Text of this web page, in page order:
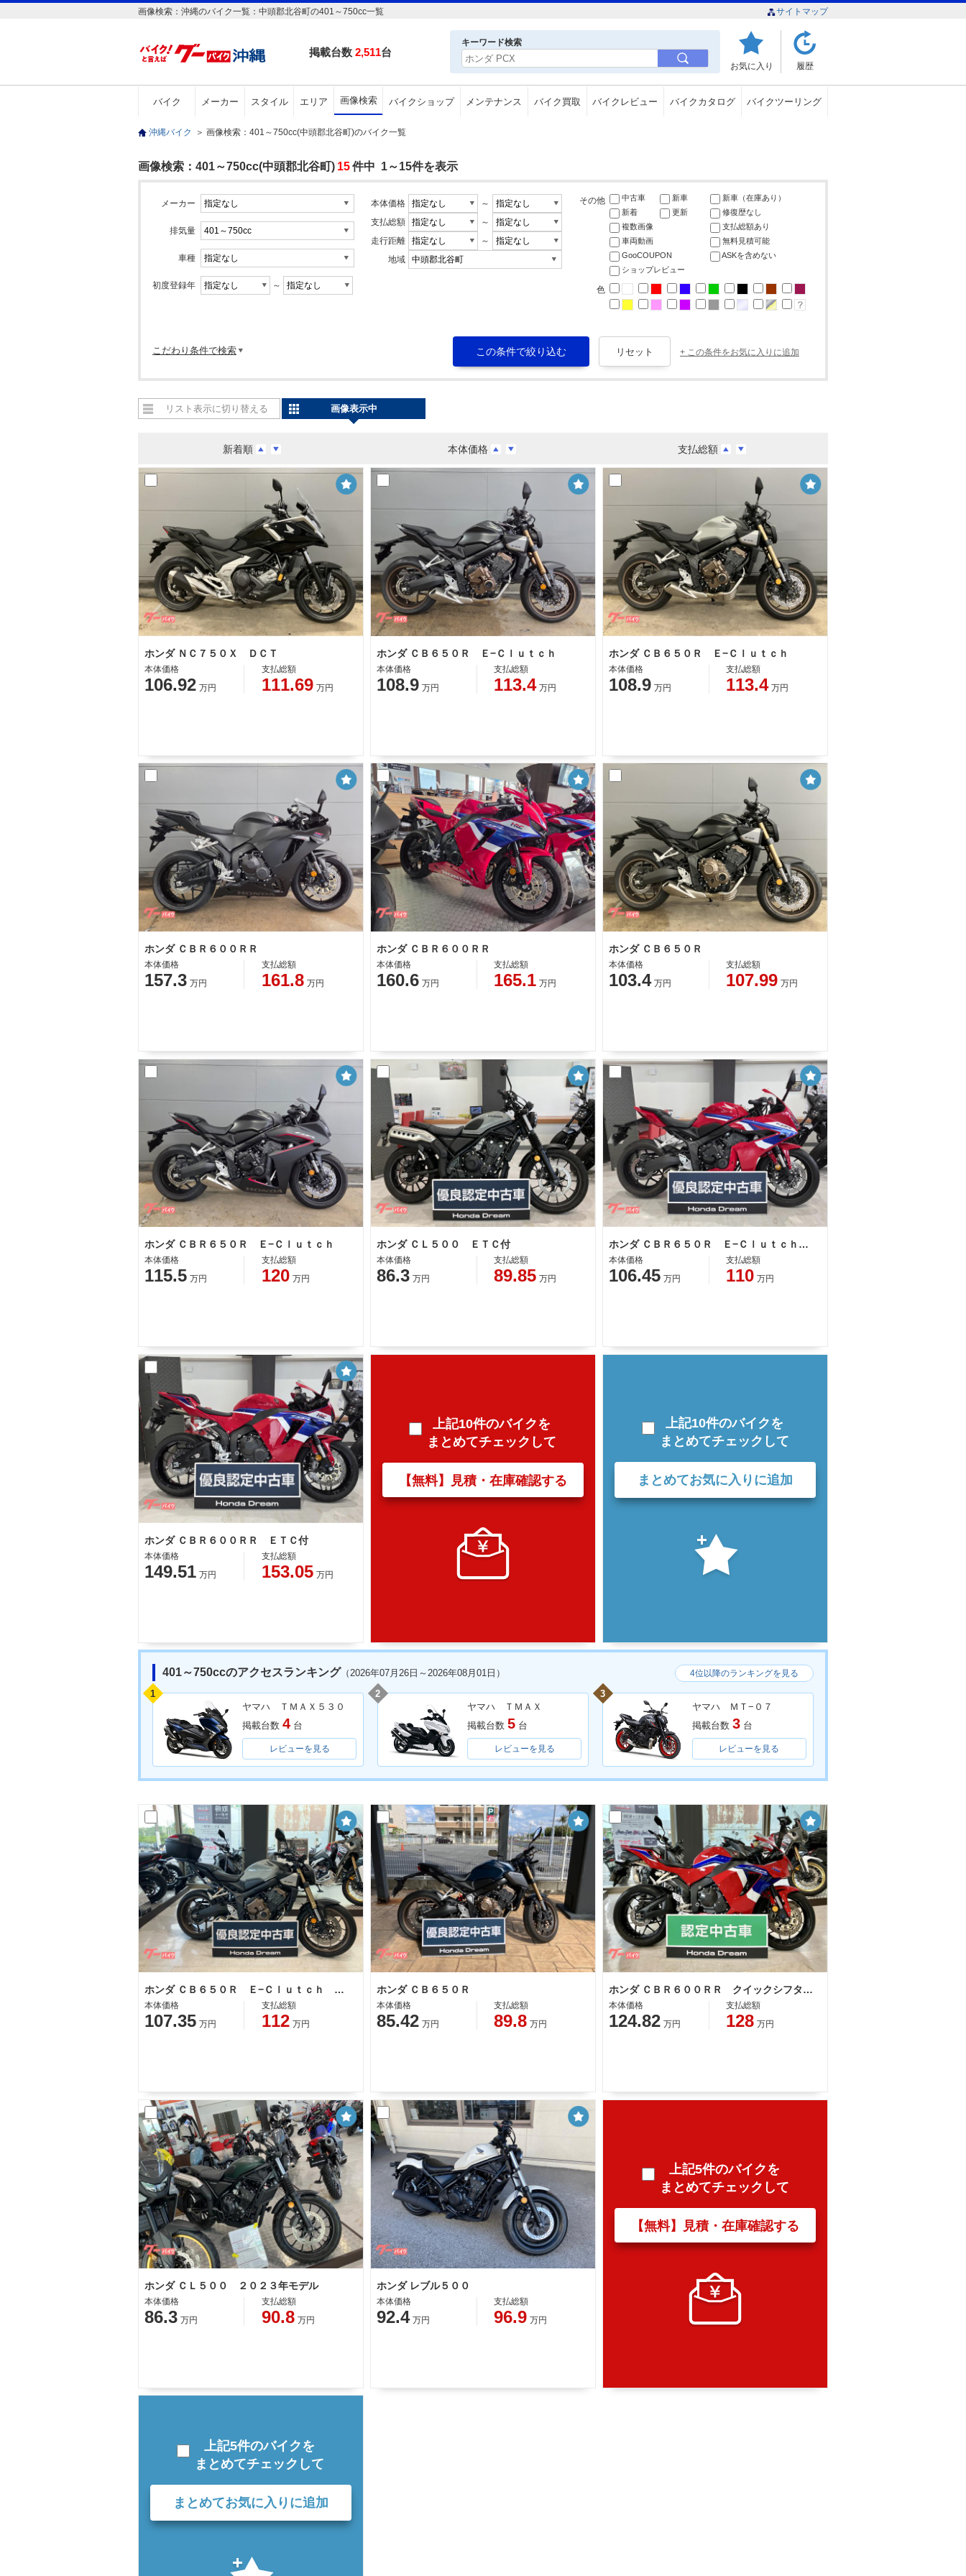
画像検索：沖縄のバイク一覧：中頭郡北谷町の401～750cc一覧 サイトマップ
掲載台数 2,511台
キーワード検索
お気に入り 履歴
バイク メーカー スタイル エリア 画像検索 バイクショップ メンテナンス バイク買取 バイクレビュー バイクカタログ バイクツーリング
沖縄バイク ＞ 画像検索：401～750cc(中頭郡北谷町)のバイク一覧
画像検索：401～750cc(中頭郡北谷町) 15件中 1～15件を表示
メーカー
排気量
車種
初度登録年 ～
本体価格
～
支払総額
～
走行距離
～
地域
その他 中古車 新車
新車（在庫あり）
新着
更新
修復歴なし
複数画像
支払総額あり
車両動画
無料見積可能
GooCOUPON
ASKを含めない
ショップレビュー
色
こだわり条件で検索 + この条件をお気に入りに追加
新着順 本体価格 支払総額
リスト表示に切り替える 画像表示中
ホンダ ＮＣ７５０Ｘ ＤＣＴ
本体価格
106.92 万円
支払総額
111.69 万円
ホンダ ＣＢ６５０Ｒ Ｅ−Ｃｌｕｔｃｈ
本体価格
108.9 万円
支払総額
113.4 万円
ホンダ ＣＢ６５０Ｒ Ｅ−Ｃｌｕｔｃｈ
本体価格
108.9 万円
支払総額
113.4 万円
ホンダ ＣＢＲ６００ＲＲ
本体価格
157.3 万円
支払総額
161.8 万円
ホンダ ＣＢＲ６００ＲＲ
本体価格
160.6 万円
支払総額
165.1 万円
ホンダ ＣＢ６５０Ｒ
本体価格
103.4 万円
支払総額
107.99 万円
ホンダ ＣＢＲ６５０Ｒ Ｅ−Ｃｌｕｔｃｈ
本体価格
115.5 万円
支払総額
120 万円
ホンダ ＣＬ５００ ＥＴＣ付
本体価格
86.3 万円
支払総額
89.85 万円
ホンダ ＣＢＲ６５０Ｒ Ｅ−Ｃｌｕｔｃｈ ＥＴＣ付
本体価格
106.45 万円
支払総額
110 万円
ホンダ ＣＢＲ６００ＲＲ ＥＴＣ付
本体価格
149.51 万円
支払総額
153.05 万円
上記10件のバイクを
まとめてチェックして
【無料】見積・在庫確認する
上記10件のバイクを
まとめてチェックして
まとめてお気に入りに追加
401～750ccのアクセスランキング （2026年07月26日～2026年08月01日）
1
ヤマハ ＴＭＡＸ５３０
掲載台数 4 台
レビューを見る
2
ヤマハ ＴＭＡＸ
掲載台数 5 台
レビューを見る
3
ヤマハ ＭＴ−０７
掲載台数 3 台
レビューを見る
4位以降のランキングを見る
ホンダ ＣＢ６５０Ｒ Ｅ−Ｃｌｕｔｃｈ 車検２年付 ＥＴＣ付
本体価格
107.35 万円
支払総額
112 万円
ホンダ ＣＢ６５０Ｒ
本体価格
85.42 万円
支払総額
89.8 万円
ホンダ ＣＢＲ６００ＲＲ クイックシフター付
本体価格
124.82 万円
支払総額
128 万円
ホンダ ＣＬ５００ ２０２３年モデル
本体価格
86.3 万円
支払総額
90.8 万円
ホンダ レブル５００
本体価格
92.4 万円
支払総額
96.9 万円
上記5件のバイクを
まとめてチェックして
【無料】見積・在庫確認する
上記5件のバイクを
まとめてチェックして
まとめてお気に入りに追加